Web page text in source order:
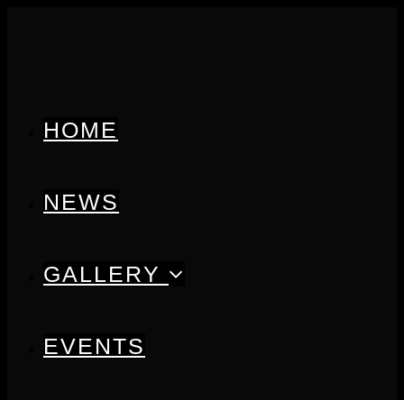
HOME
NEWS
GALLERY
EVENTS